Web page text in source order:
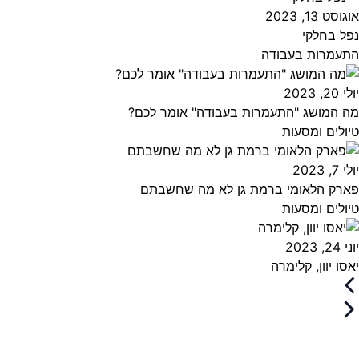
אוגוסט 13, 2023
נפל בחלקי
התעמרות בעבודה
יולי 20, 2023
מה המושג "התעמרות בעבודה" אומר לכם?
טיולים ומסעות
יולי 7, 2023
פארק הלאומי ברמת גן לא מה שחשבתם
טיולים ומסעות
יוני 24, 2023
יאסו יוון, קלימרה